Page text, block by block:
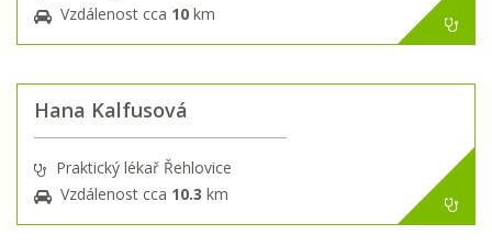
Vzdálenost cca 10 km
Hana Kalfusová
Praktický lékař Řehlovice
Vzdálenost cca 10.3 km